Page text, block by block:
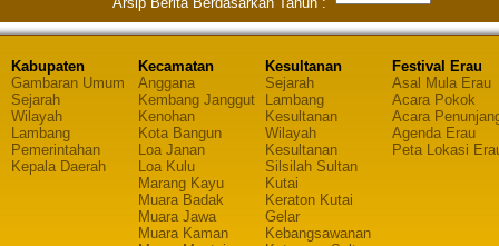
Kabupaten
Gambaran Umum
Sejarah
Wilayah
Lambang
Pemerintahan
Kepala Daerah
Kecamatan
Anggana
Kembang Janggut
Kenohan
Kota Bangun
Loa Janan
Loa Kulu
Marang Kayu
Muara Badak
Muara Jawa
Muara Kaman
Kesultanan
Sejarah
Lambang
Kesultanan
Wilayah
Kesultanan
Silsilah Sultan
Kutai
Keraton Kutai
Gelar
Kebangsawanan
Festival Erau
Asal Mula Erau
Acara Pokok
Acara
Agenda Erau
Peta Lokasi